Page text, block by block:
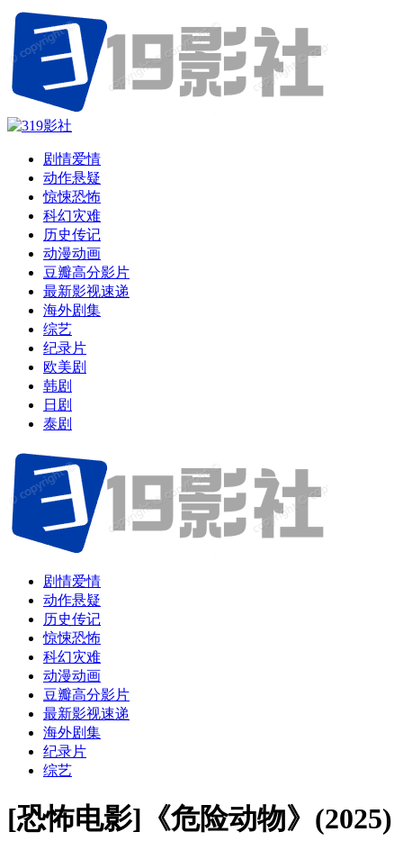
剧情爱情
动作悬疑
惊悚恐怖
科幻灾难
历史传记
动漫动画
豆瓣高分影片
最新影视速递
海外剧集
综艺
纪录片
欧美剧
韩剧
日剧
泰剧
剧情爱情
动作悬疑
历史传记
惊悚恐怖
科幻灾难
动漫动画
豆瓣高分影片
最新影视速递
海外剧集
纪录片
综艺
[恐怖电影]《危险动物》(2025)